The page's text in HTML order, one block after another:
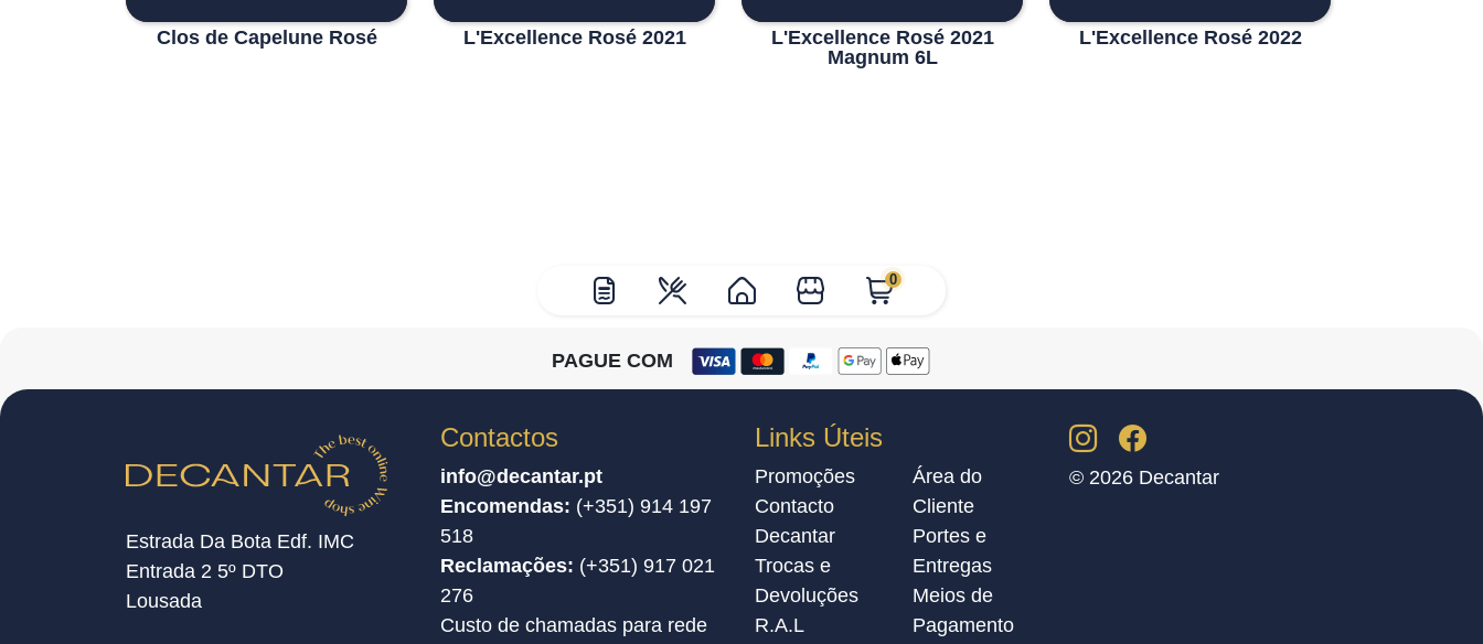
0
Clos de Capelune Rosé L'Excellence Rosé 2021
L'Excellence Rosé 2021
Magnum 6L
L'Excellence Rosé 2022
PAGUE COM
Estrada Da Bota Edf. IMC
Entrada 2 5º DTO
Lousada
Contactos
info@decantar.pt
Encomendas: (+351) 914 197
518
Reclamações: (+351) 917 021
276
Custo de chamadas para rede
Links Úteis
Promoções
Contacto
Decantar
Trocas e
Devoluções
R.A.L
Área do
Cliente
Portes e
Entregas
Meios de
Pagamento
© 2026 Decantar